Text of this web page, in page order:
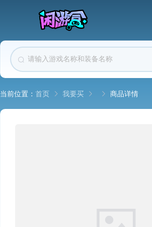
当前位置： 首页 我要买 商品详情